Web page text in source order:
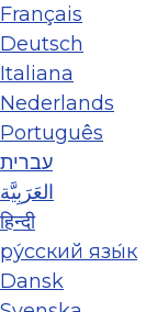
Français
Deutsch
Italiana
Nederlands
Português
עברית
العَرَبِيَّة
हिन्दी
ру́сский язы́к
Dansk